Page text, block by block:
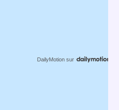
DailyMotion sur